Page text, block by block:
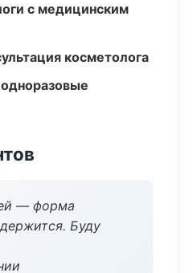
с медицинским
косметолога
— форма
Буду